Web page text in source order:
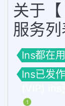
关于
服务
Ins都在
Ins已发
1